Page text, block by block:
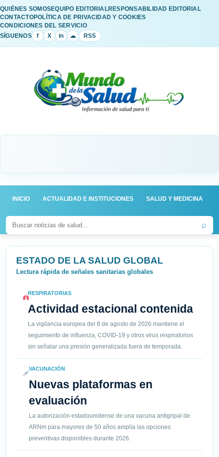
QUIÉNES SOMOSEQUIPO EDITORIALRESPONSABILIDAD EDITORIAL
CONTACTOPOLÍTICA DE PRIVACIDAD Y COOKIES
CONDICIONES DEL SERVICIO
SÍGUENOS
f X in ☁ RSS
INICIO ACTUALIDAD E INSTITUCIONES SALUD Y MEDICINA
⌕
ESTADO DE LA SALUD GLOBAL
Lectura rápida de señales sanitarias globales
RESPIRATORIAS
Actividad estacional contenida
La vigilancia europea del 8 de agosto de 2026 mantiene el
seguimiento de influenza, COVID-19 y otros virus respiratorios
sin señalar una presión generalizada fuera de temporada.
VACUNACIÓN
Nuevas plataformas en
evaluación
La autorización estadounidense de una vacuna antigripal de
ARNm para mayores de 50 años amplía las opciones
preventivas disponibles durante 2026.